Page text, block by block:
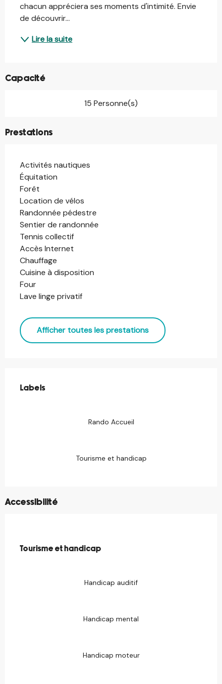
chacun appréciera ses moments d'intimité. Envie
de découvrir...
Lire la suite
Capacité
15 Personne(s)
Prestations
Activités nautiques
Équitation
Forêt
Location de vélos
Randonnée pédestre
Sentier de randonnée
Tennis collectif
Accès Internet
Chauffage
Cuisine à disposition
Four
Lave linge privatif
Afficher toutes les prestations
Labels
Labels
Rando Accueil
Tourisme et handicap
Accessibilité
Tourisme et handicap
Tourisme et handicap
Handicap auditif
Handicap mental
Handicap moteur